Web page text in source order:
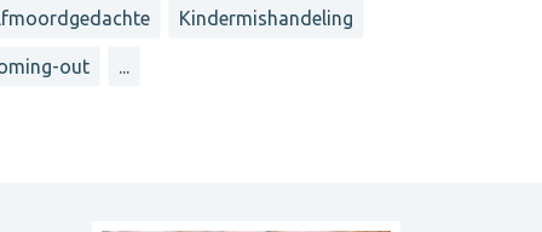
Kindermishandeling
out ...